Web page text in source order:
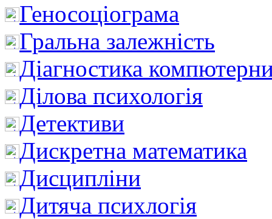
Геносоціограма
Гральна залежність
Діагностика
Ділова психологія
Детективи
Дискретна математика
Дисципліни
Дитяча психлогія